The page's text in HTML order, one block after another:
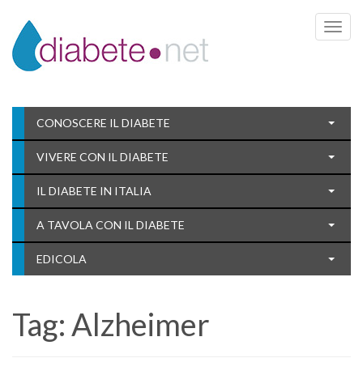
Toggle
CONOSCERE IL DIABETE
VIVERE CON IL DIABETE
IL DIABETE IN ITALIA
A TAVOLA CON IL DIABETE
EDICOLA
Tag: Alzheimer